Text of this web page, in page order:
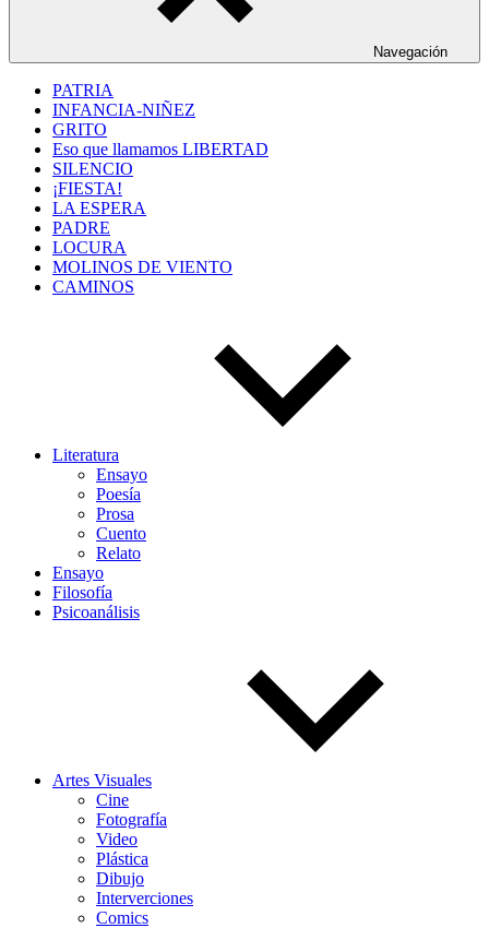
Navegación
PATRIA
INFANCIA-NIÑEZ
GRITO
Eso que llamamos LIBERTAD
SILENCIO
¡FIESTA!
LA ESPERA
PADRE
LOCURA
MOLINOS DE VIENTO
CAMINOS
Literatura
Ensayo
Poesía
Prosa
Cuento
Relato
Ensayo
Filosofía
Psicoanálisis
Artes Visuales
Cine
Fotografía
Video
Plástica
Dibujo
Interverciones
Comics